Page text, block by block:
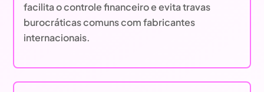
facilita o controle financeiro e evita travas
burocráticas comuns com fabricantes
internacionais.